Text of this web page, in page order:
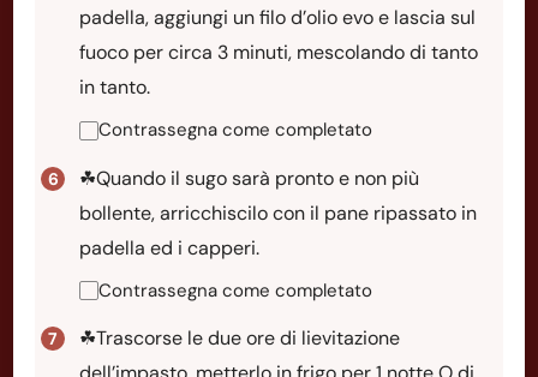
padella, aggiungi un filo d’olio evo e lascia sul
fuoco per circa 3 minuti, mescolando di tanto
in tanto.
Contrassegna come completato
☘Quando il sugo sarà pronto e non più
bollente, arricchiscilo con il pane ripassato in
padella ed i capperi.
Contrassegna come completato
☘Trascorse le due ore di lievitazione